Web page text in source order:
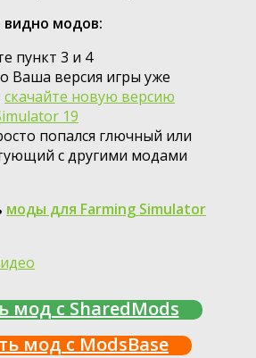
видно модов:
пункт 3 и 4
Ваша версия игры уже
скачайте новую версию
19
попался глючный или
с другими модами
моды для Farming Simulator
мод с SharedMods
мод с ModsBase